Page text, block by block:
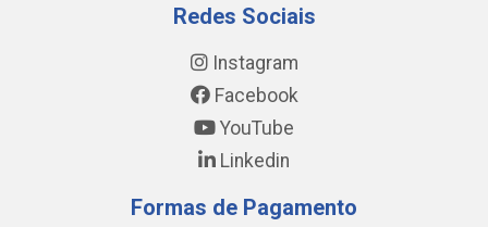
Redes Sociais
Instagram
Facebook
YouTube
Linkedin
Formas de Pagamento